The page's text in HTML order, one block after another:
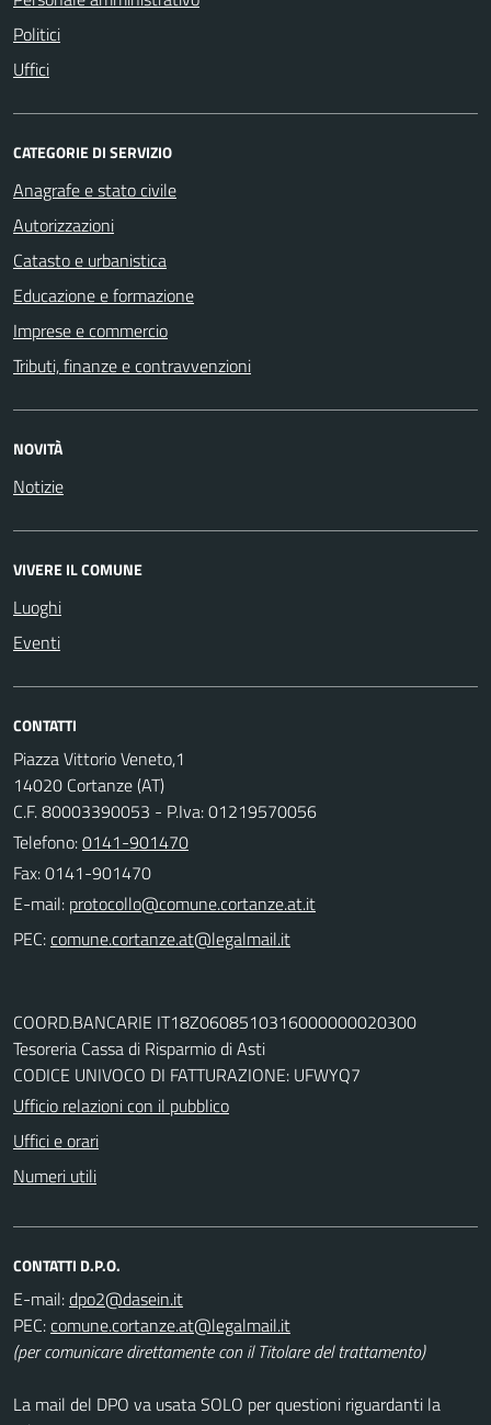
Politici
Uffici
CATEGORIE DI SERVIZIO
Anagrafe e stato civile
Autorizzazioni
Catasto e urbanistica
Educazione e formazione
Imprese e commercio
Tributi, finanze e contravvenzioni
NOVITÀ
Notizie
VIVERE IL COMUNE
Luoghi
Eventi
CONTATTI
Piazza Vittorio Veneto,1
14020 Cortanze (AT)
C.F. 80003390053 - P.Iva: 01219570056
Telefono:0141-901470
Fax: 0141-901470
E-mail:
PEC:
COORD.BANCARIE IT18Z0608510316000000020300
Tesoreria Cassa di Risparmio di Asti
CODICE UNIVOCO DI FATTURAZIONE: UFWYQ7
Ufficio relazioni con il pubblico
Uffici e orari
Numeri utili
CONTATTI D.P.O.
E-mail:
PEC:
(per comunicare direttamente con il Titolare del trattamento)
La mail del DPO va usata SOLO per questioni riguardanti la